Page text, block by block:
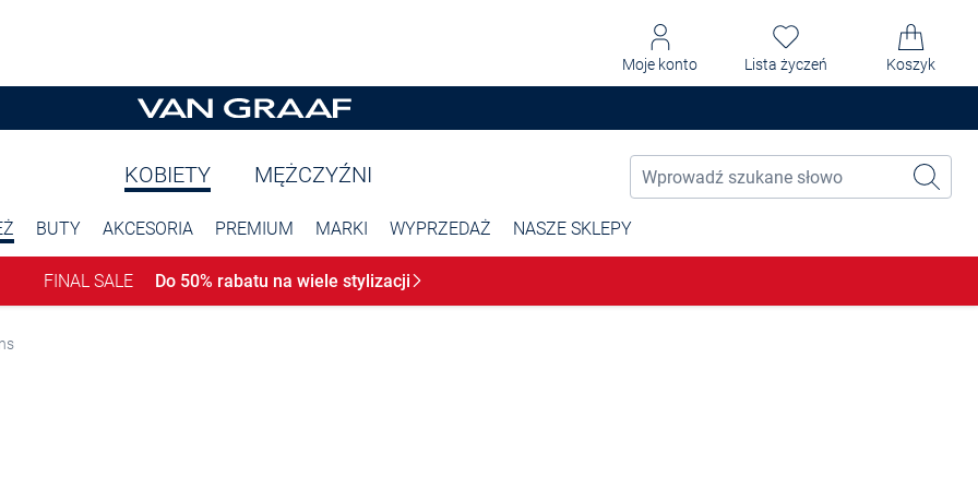
Moje konto Lista życzeń Koszyk
KOBIETY MĘŻCZYŹNI
BUTY AKCESORIA PREMIUM MARKI WYPRZEDAŻ NASZE SKLEPY
FINAL SALE Do 50% rabatu na wiele stylizacji